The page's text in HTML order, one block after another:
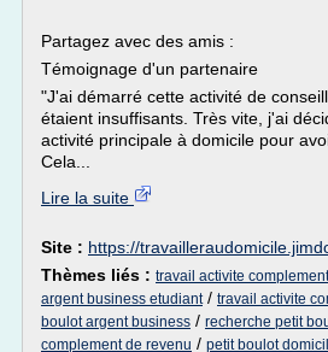
Partagez avec des amis :
Témoignage d'un partenaire
"J'ai démarré cette activité de
étaient insuffisants. Très vite, j'ai
activité principale à domicile pour
Cela...
Lire la suite
Site : https://
Thèmes liés : travail activite
argent business etudiant/ travail activite
boulot argent business / recherche petit
complement de revenu / petit boulot